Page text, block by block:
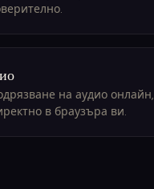
на аудио онлайн,
в браузъра ви.